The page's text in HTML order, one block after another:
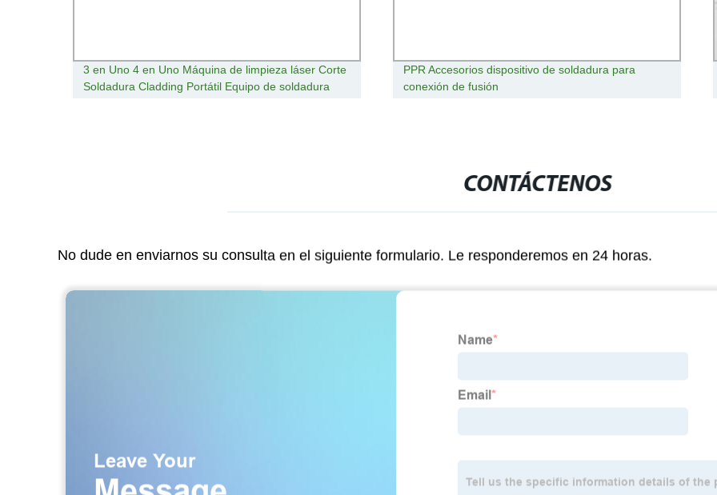
PPR Accesorios dispositivo de soldadura para
conexión de fusión
3000W 6000W innovador sistema de revestimiento
de soldadura láser de fibra óptica para Aplicaciones
CONTÁCTENOS
No dude en enviarnos su consulta en el siguiente formulario. Le responderemos en 24 horas.